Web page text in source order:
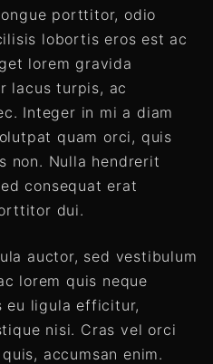
porttitor, odio
lobortis eros est ac
lorem gravida
lacus turpis, ac
Integer in mi a diam
quam orci, quis
non. Nulla hendrerit
consequat erat
dui.
auctor, sed vestibulum
lorem quis neque
eu ligula efficitur,
nisi. Cras vel orci
accumsan enim.